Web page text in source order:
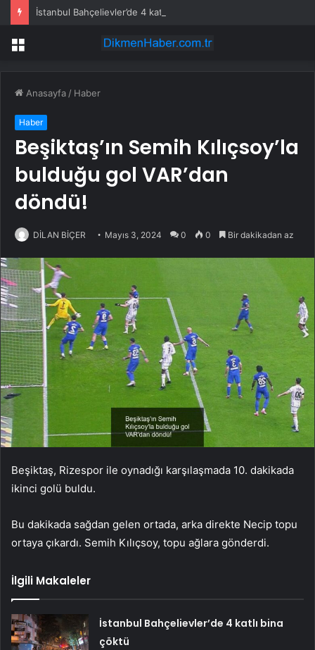
İstanbul Bahçelievler’de 4 katlı bina çöktü
Menü
Anasayfa / Haber
Haber
Beşiktaş’ın Semih Kılıçsoy’la
bulduğu gol VAR’dan
döndü!
DİLAN BİÇER Mayıs 3, 2024 0 0 Bir dakikadan az
Beşiktaş, Rizespor ile oynadığı karşılaşmada 10. dakikada
ikinci golü buldu.
Bu dakikada sağdan gelen ortada, arka direkte Necip topu
ortaya çıkardı. Semih Kılıçsoy, topu ağlara gönderdi.
İlgili Makaleler
İstanbul Bahçelievler’de 4 katlı bina
çöktü